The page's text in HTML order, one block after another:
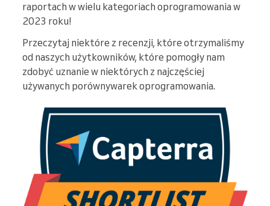
raportach w wielu kategoriach oprogramowania w
2023 roku!
Przeczytaj niektóre z recenzji, które otrzymaliśmy
od naszych użytkowników, które pomogły nam
zdobyć uznanie w niektórych z najczęściej
używanych porównywarek oprogramowania.